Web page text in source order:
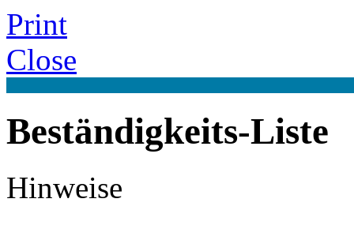
Print
Close
Beständigkeits-Liste
Hinweise